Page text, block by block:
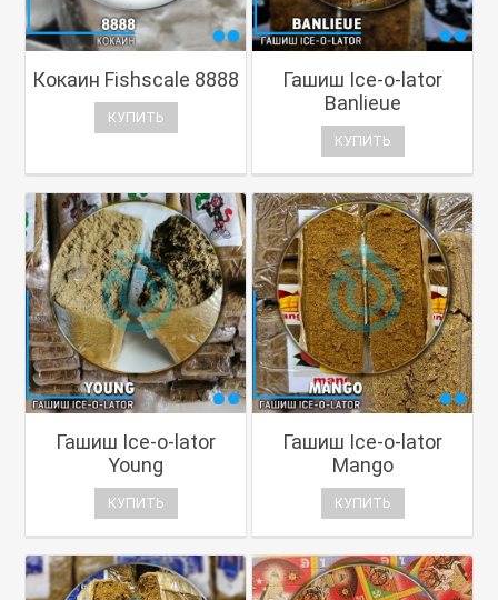
Кокаин Fishscale 8888
КУПИТЬ
Гашиш Ice-o-lator
Banlieue
КУПИТЬ
Гашиш Ice-o-lator
Young
КУПИТЬ
Гашиш Ice-o-lator
Mango
КУПИТЬ